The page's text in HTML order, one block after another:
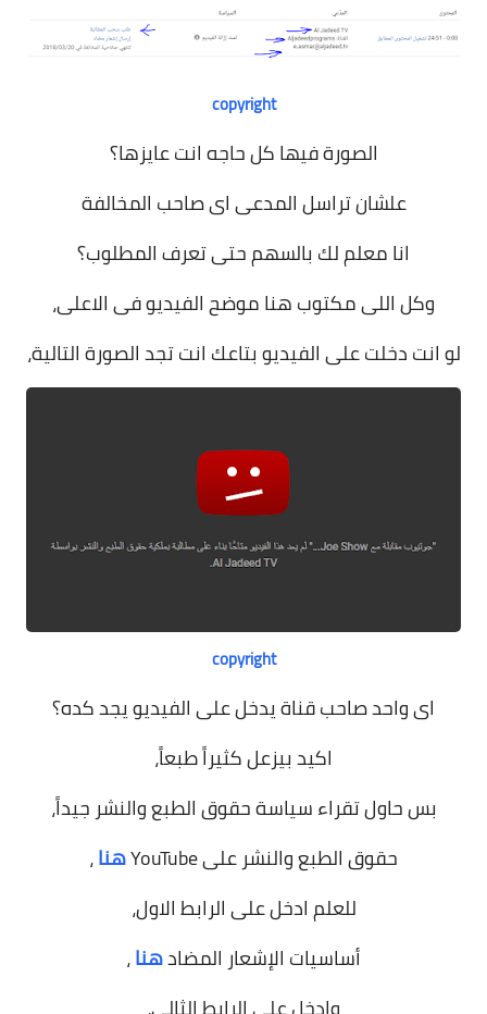
copyright
الصورة فيها كل حاجه انت عايزها؟
علشان تراسل المدعى اى صاحب المخالفة
انا معلم لك بالسهم حتى تعرف المطلوب؟
وكل اللى مكتوب هنا موضح الفيديو فى الاعلى،
لو انت دخلت على الفيديو بتاعك انت تجد الصورة التالية،
copyright
اى واحد صاحب قناة يدخل على الفيديو يجد كده؟
اكيد بيزعل كثيراً طبعاً،
بس حاول تقراء سياسة حقوق الطبع والنشر جيداً،
حقوق الطبع والنشر على YouTube
هنا،
للعلم ادخل على الرابط الاول،
أساسيات الإشعار المضادهنا،